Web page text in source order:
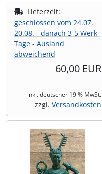
Lieferzeit:
geschlossen vom 24.07.
20.08. - danach 3-5 Werk-
Tage - Ausland
abweichend
60,00 EUR
inkl. deutscher 19 % MwSt.
zzgl. Versandkosten